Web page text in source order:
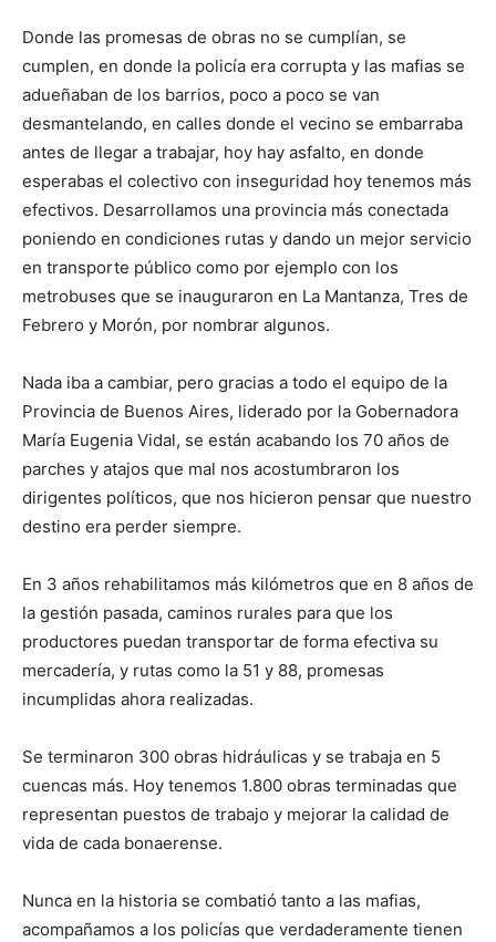
Donde las promesas de obras no se cumplían, se
cumplen, en donde la policía era corrupta y las mafias se
adueñaban de los barrios, poco a poco se van
desmantelando, en calles donde el vecino se embarraba
antes de llegar a trabajar, hoy hay asfalto, en donde
esperabas el colectivo con inseguridad hoy tenemos más
efectivos. Desarrollamos una provincia más conectada
poniendo en condiciones rutas y dando un mejor servicio
en transporte público como por ejemplo con los
metrobuses que se inauguraron en La Mantanza, Tres de
Febrero y Morón, por nombrar algunos.
Nada iba a cambiar, pero gracias a todo el equipo de la
Provincia de Buenos Aires, liderado por la Gobernadora
María Eugenia Vidal, se están acabando los 70 años de
parches y atajos que mal nos acostumbraron los
dirigentes políticos, que nos hicieron pensar que nuestro
destino era perder siempre.
En 3 años rehabilitamos más kilómetros que en 8 años de
la gestión pasada, caminos rurales para que los
productores puedan transportar de forma efectiva su
mercadería, y rutas como la 51 y 88, promesas
incumplidas ahora realizadas.
Se terminaron 300 obras hidráulicas y se trabaja en 5
cuencas más. Hoy tenemos 1.800 obras terminadas que
representan puestos de trabajo y mejorar la calidad de
vida de cada bonaerense.
Nunca en la historia se combatió tanto a las mafias,
acompañamos a los policías que verdaderamente tienen